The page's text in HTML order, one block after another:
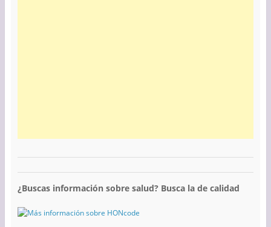
¿Buscas información sobre salud? Busca la de calidad